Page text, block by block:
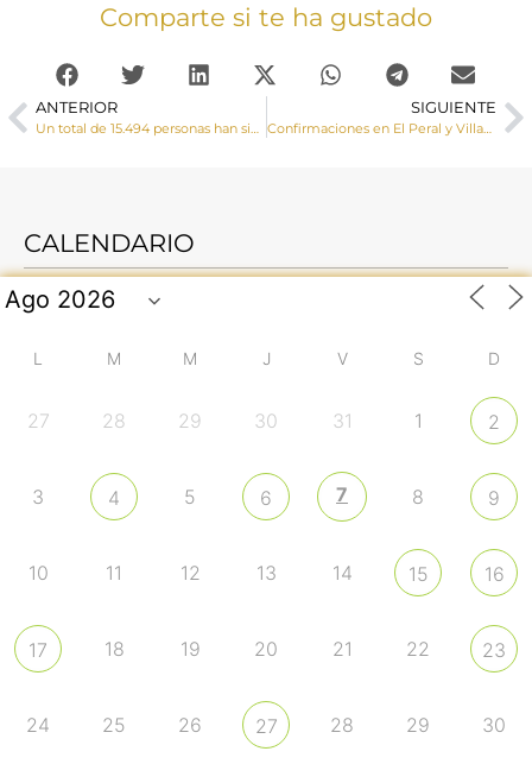
Comparte si te ha gustado
ANTERIOR
Un total de 15.494 personas han sido beneficiarias, acompañadas en Cáritas Diocesana de Cuenca durante el año 2025
SIGUIENTE
Confirmaciones en El Peral y Villanueva de la Jara
CALENDARIO
L M M J V S D
27 28 29 30 31 1 2
3 4 5 6 7 8 9
10 11 12 13 14 15 16
17 18 19 20 21 22 23
24 25 26 27 28 29 30